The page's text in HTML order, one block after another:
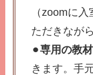
（zoomに
ただきなが
⚫︎専用の教材
きます。手